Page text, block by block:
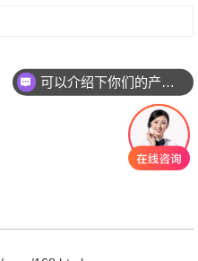
可以介绍下你们的产品么？